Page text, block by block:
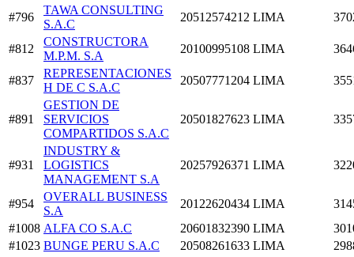
#796
TAWA CONSULTING
S.A.C
20512574212 LIMA
#812
CONSTRUCTORA
M.P.M. S.A
20100995108 LIMA
#837
REPRESENTACIONES
H DE C S.A.C
20507771204 LIMA
#891
GESTION DE
SERVICIOS
COMPARTIDOS S.A.C
20501827623 LIMA
#931
INDUSTRY &
LOGISTICS
MANAGEMENT S.A
20257926371 LIMA
#954
OVERALL BUSINESS
S.A
20122620434 LIMA
#1008 ALFA CO S.A.C 20601832390 LIMA
#1023 BUNGE PERU S.A.C 20508261633 LIMA